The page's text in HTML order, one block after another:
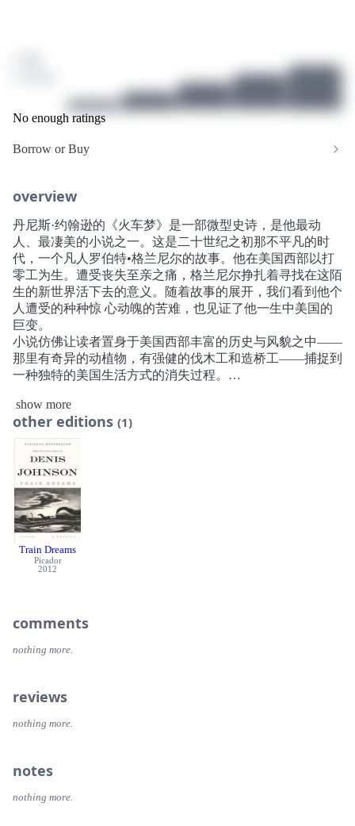
No enough ratings
Borrow or Buy
overview
丹尼斯·约翰逊的《火车梦》是一部微型史诗，是他最动
人、最凄美的小说之一。这是二十世纪之初那不平凡的时
代，一个凡人罗伯特•格兰尼尔的故事。他在美国西部以打
零工为生。遭受丧失至亲之痛，格兰尼尔挣扎着寻找在这陌
生的新世界活下去的意义。随着故事的展开，我们看到他个
人遭受的种种惊 心动魄的苦难，也见证了他一生中美国的
巨变。
小说仿佛让读者置身于美国西部丰富的历史与风貌之中——
那里有奇异的动植物，有强健的伐木工和造桥工——捕捉到
一种独特的美国生活方式的消失过程。
·亨利奖。2011年，FSG出版社推出由丹尼斯·约翰逊修改过
的单行本，2012年小说入围普利策小说奖。
show more
other editions (1)
Train Dreams
Picador
2012
comments
nothing more.
reviews
nothing more.
notes
nothing more.